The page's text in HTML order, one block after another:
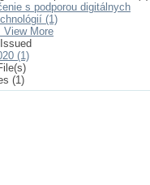
s podporou digitálnych
(1)
View More
(1)
(1)